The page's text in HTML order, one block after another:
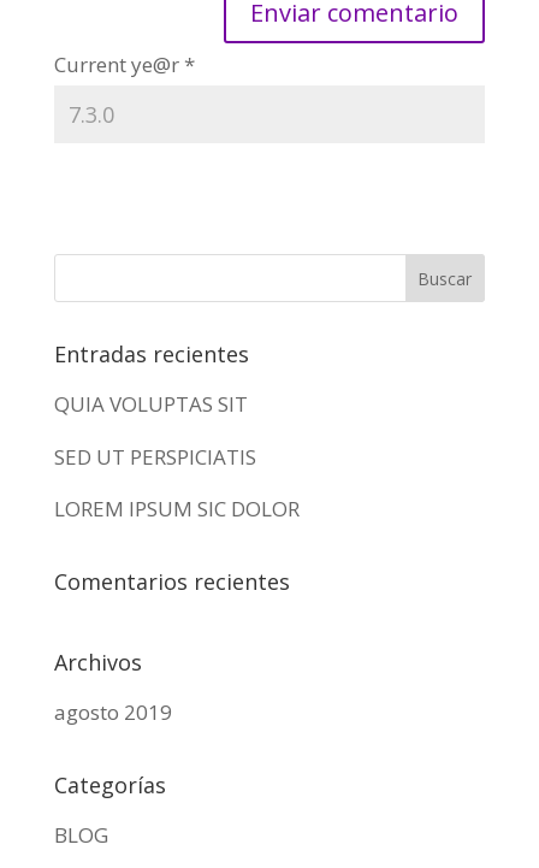
Current ye@r *
Entradas recientes
QUIA VOLUPTAS SIT
SED UT PERSPICIATIS
LOREM IPSUM SIC DOLOR
Comentarios recientes
Archivos
agosto 2019
Categorías
BLOG